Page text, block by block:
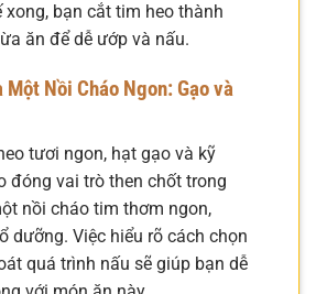
xong, bạn cắt tim heo thành
ăn để dễ ướp và nấu.
Một Nồi Cháo Ngon: Gạo và
tươi ngon, hạt gạo và kỹ
đóng vai trò then chốt trong
nồi cháo tim thơm ngon,
dưỡng. Việc hiểu rõ cách chọn
quá trình nấu sẽ giúp bạn dễ